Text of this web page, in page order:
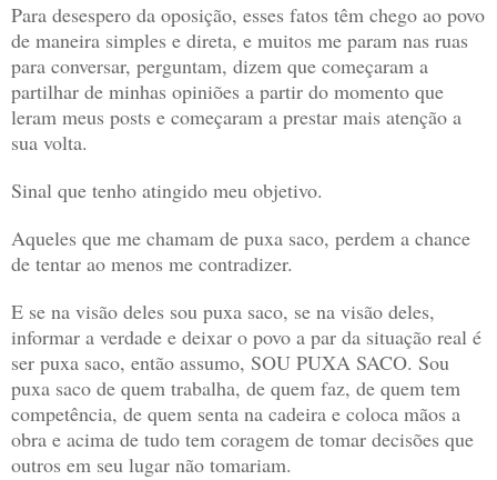
Para desespero da oposição, esses fatos têm chego ao povo
de maneira simples e direta, e muitos me param nas ruas
para conversar, perguntam, dizem que começaram a
partilhar de minhas opiniões a partir do momento que
leram meus posts e começaram a prestar mais atenção a
sua volta.
Sinal que tenho atingido meu objetivo.
Aqueles que me chamam de puxa saco, perdem a chance
de tentar ao menos me contradizer.
E se na visão deles sou puxa saco, se na visão deles,
informar a verdade e deixar o povo a par da situação real é
ser puxa saco, então assumo, SOU PUXA SACO. Sou
puxa saco de quem trabalha, de quem faz, de quem tem
competência, de quem senta na cadeira e coloca mãos a
obra e acima de tudo tem coragem de tomar decisões que
outros em seu lugar não tomariam.